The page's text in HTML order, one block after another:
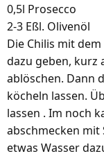
0,5l Prosecco
2-3 Eßl. Olivenöl
Die Chilis mit
dazu geben, kurz
ablöschen. Dann
köcheln lassen.
lassen . Im noch
abschmecken mit
etwas Wasser